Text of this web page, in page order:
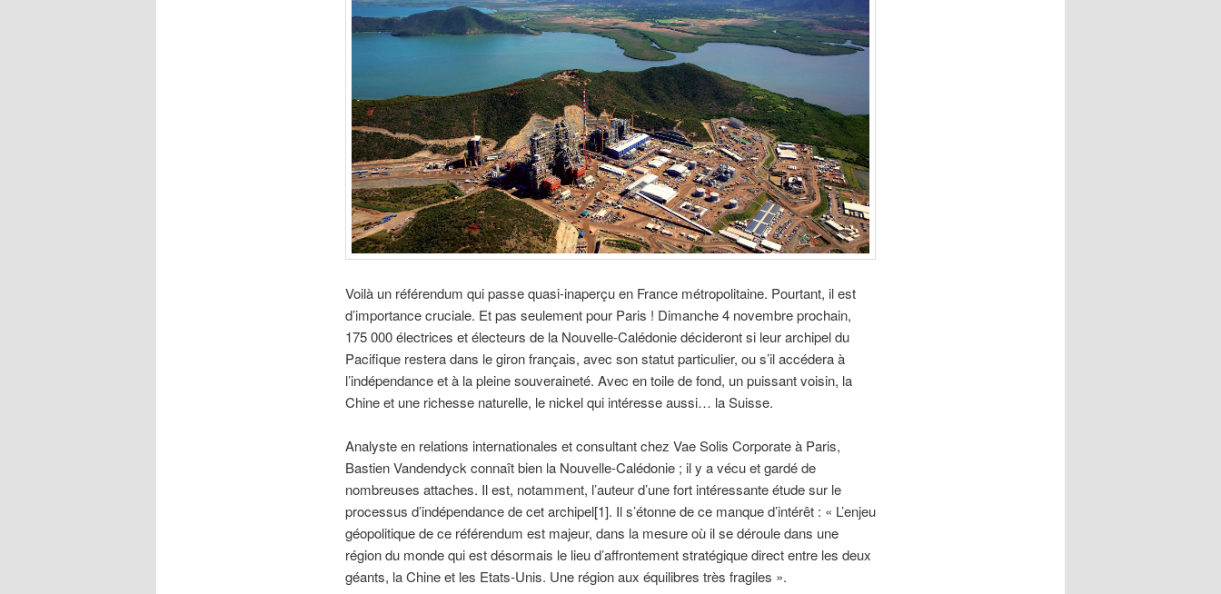
Voilà un référendum qui passe quasi-inaperçu en France métropolitaine. Pourtant, il est
d’importance cruciale. Et pas seulement pour Paris ! Dimanche 4 novembre prochain,
175 000 électrices et électeurs de la Nouvelle-Calédonie décideront si leur archipel du
Pacifique restera dans le giron français, avec son statut particulier, ou s’il accédera à
l’indépendance et à la pleine souveraineté. Avec en toile de fond, un puissant voisin, la
Chine et une richesse naturelle, le nickel qui intéresse aussi… la Suisse.
Analyste en relations internationales et consultant chez Vae Solis Corporate à Paris,
Bastien Vandendyck connaît bien la Nouvelle-Calédonie ; il y a vécu et gardé de
nombreuses attaches. Il est, notamment, l’auteur d’une fort intéressante étude sur le
processus d’indépendance de cet archipel[1]. Il s’étonne de ce manque d’intérêt : « L’enjeu
géopolitique de ce référendum est majeur, dans la mesure où il se déroule dans une
région du monde qui est désormais le lieu d’affrontement stratégique direct entre les deux
géants, la Chine et les Etats-Unis. Une région aux équilibres très fragiles ».